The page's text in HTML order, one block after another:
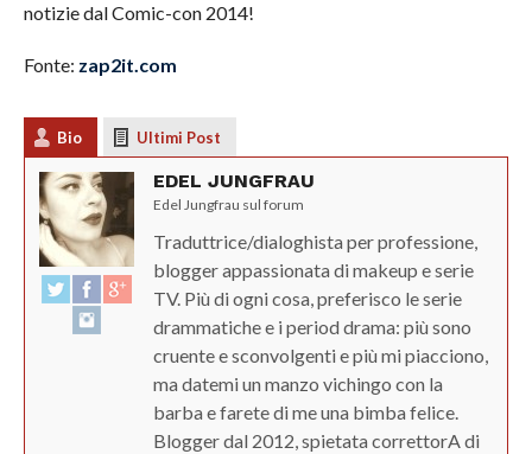
notizie dal Comic-con 2014!
Fonte: zap2it.com
Bio Ultimi Post
EDEL JUNGFRAU
Edel Jungfrau sul forum
Traduttrice/dialoghista per professione,
blogger appassionata di makeup e serie
TV. Più di ogni cosa, preferisco le serie
drammatiche e i period drama: più sono
cruente e sconvolgenti e più mi piacciono,
ma datemi un manzo vichingo con la
barba e farete di me una bimba felice.
Blogger dal 2012, spietata correttorA di